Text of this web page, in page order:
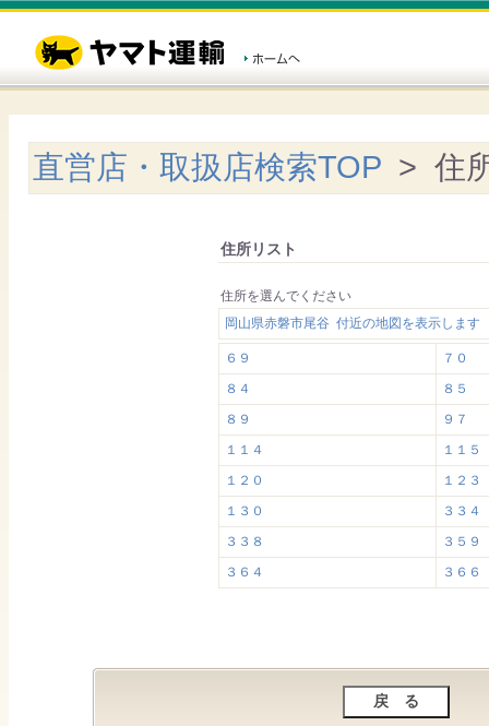
直営店・取扱店検索TOP > 住
住所リスト
住所を選んでください
岡山県赤磐市尾谷 付近の地図を表示します
６９
７０
８４
８５
８９
９７
１１４
１１５
１２０
１２３
１３０
３３４
３３８
３５９
３６４
３６６